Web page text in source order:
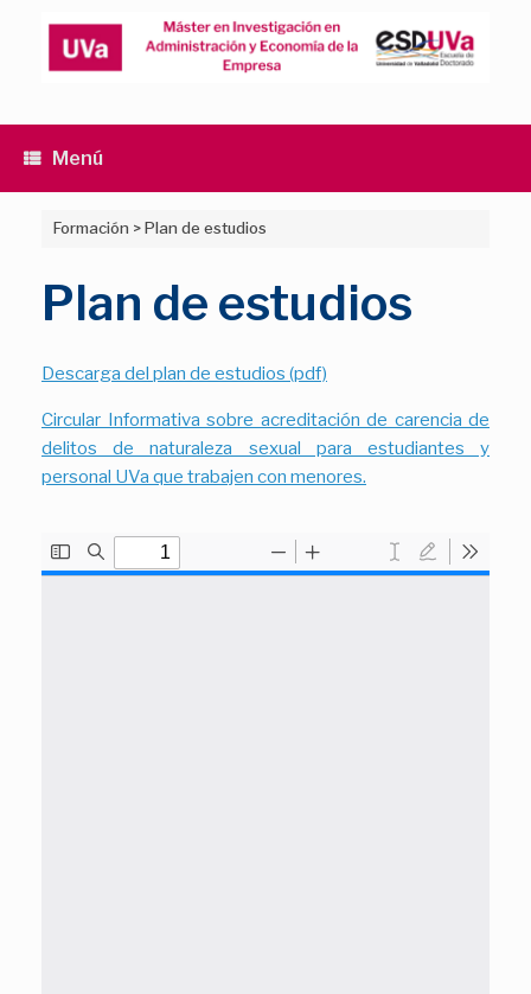
contenido
Menú
Formación >Plan de estudios
Plan de estudios
Descarga del plan de estudios (pdf)
Circular Informativa sobre acreditación de carencia de
delitos de naturaleza sexual para estudiantes y
personal UVa que trabajen con menores.